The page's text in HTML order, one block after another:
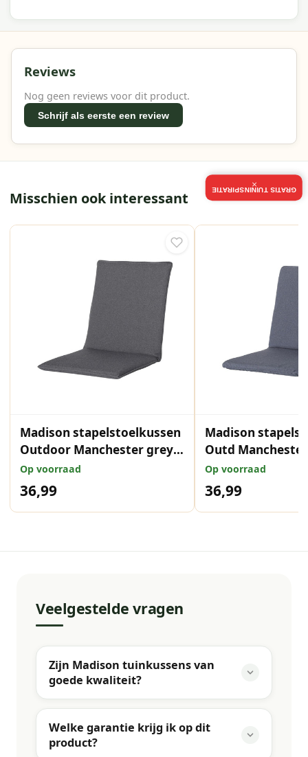
Reviews
Nog geen reviews voor dit product.
Schrijf als eerste een review
Misschien ook interessant
Madison stapelstoelkussen
Outdoor Manchester grey
97x49 cm
Op voorraad
36,99
Madison
Outd
grey 97x49 cm
Op voorraad
36,99
Veelgestelde vragen
Zijn Madison tuinkussens van
goede kwaliteit?
Welke garantie krijg ik op dit
product?
GRATIS TUININSPIRATIE
×